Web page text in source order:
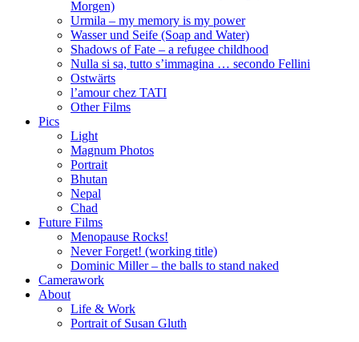
Morgen)
Urmila – my memory is my power
Wasser und Seife (Soap and Water)
Shadows of Fate – a refugee childhood
Nulla si sa, tutto s’immagina … secondo Fellini
Ostwärts
l’amour chez TATI
Other Films
Pics
Light
Magnum Photos
Portrait
Bhutan
Nepal
Chad
Future Films
Menopause Rocks!
Never Forget! (working title)
Dominic Miller – the balls to stand naked
Camerawork
About
Life & Work
Portrait of Susan Gluth